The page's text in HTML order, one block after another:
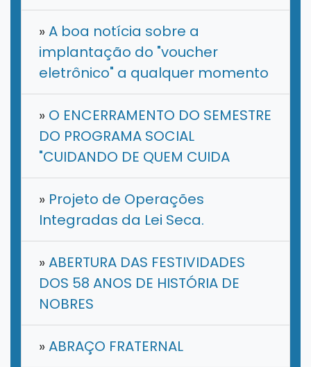
»A boa notícia sobre a
implantação do "voucher
eletrônico" a qualquer momento
» O ENCERRAMENTO DO SEMESTRE
DO PROGRAMA SOCIAL
"CUIDANDO DE QUEM CUIDA
» Projeto de Operações
Integradas da Lei Seca.
»ABERTURA DAS FESTIVIDADES
DOS 58 ANOS DE HISTÓRIA DE
NOBRES
»ABRAÇO FRATERNAL